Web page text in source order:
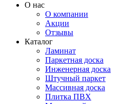
О нас
О компании
Акции
Отзывы
Каталог
Ламинат
Паркетная доска
Инженерная доска
Штучный паркет
Массивная доска
Плитка ПВХ